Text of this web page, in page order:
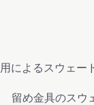
によるスウェー
ウェード